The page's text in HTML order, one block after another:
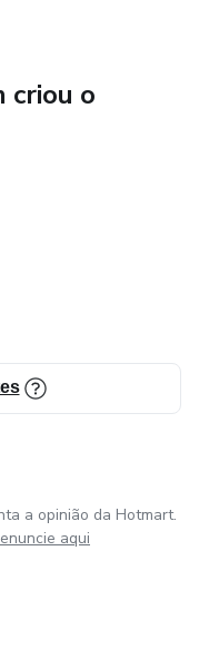
criou o
a opinião da Hotmart.
aqui